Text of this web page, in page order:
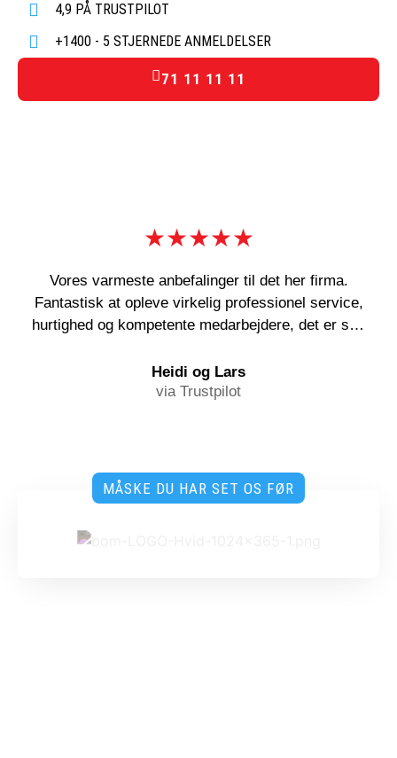
4,9 PÅ TRUSTPILOT
+1400 - 5 STJERNEDE ANMELDELSER
71 11 11 11
★★★★★
Vores varmeste anbefalinger til det her firma.
Fantastisk at opleve virkelig professionel service,
hurtighed og kompetente medarbejdere, det er sgu
i den grad anbefales!
Heidi og Lars
via Trustpilot
MÅSKE DU HAR SET OS FØR